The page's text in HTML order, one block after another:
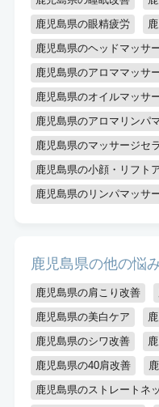
鹿児島県の眼精疲労
鹿児島県のヘッドマッサ
鹿児島県のアロママッサ
鹿児島県のオイルマッサ
鹿児島県のアロマリンパ
鹿児島県のマッサージセ
鹿児島県の小顔・リフト
鹿児島県のリンパマッサ
鹿児島県の他の悩
鹿児島県の肩こり改善
鹿児島県の美白ケア
鹿児島県のシワ改善
鹿児島県の40肩改善
鹿児島県のストレートネ